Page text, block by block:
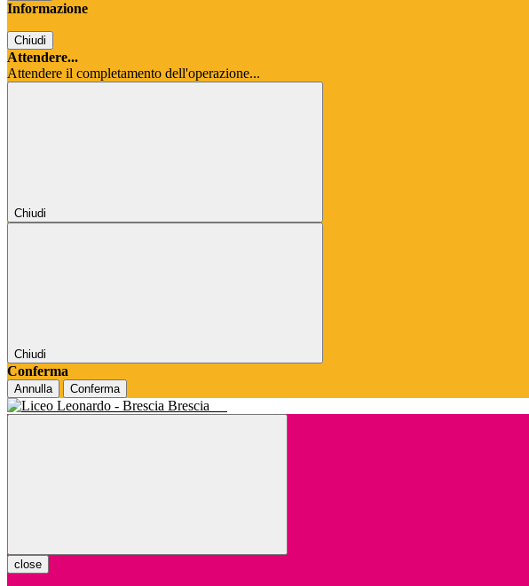
Informazione
Chiudi
Attendere...
Attendere il completamento dell'operazione...
Chiudi
Chiudi
Conferma
Annulla Conferma
Brescia
close